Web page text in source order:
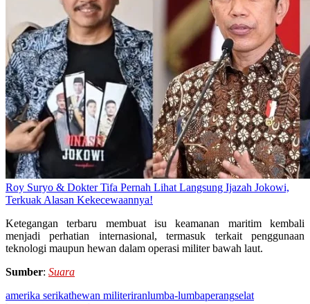
Roy Suryo & Dokter Tifa Pernah Lihat Langsung Ijazah Jokowi,
Terkuak Alasan Kekecewaannya!
Ketegangan terbaru membuat isu keamanan maritim kembali
menjadi perhatian internasional, termasuk terkait penggunaan
teknologi maupun hewan dalam operasi militer bawah laut.
Sumber: Suara
amerika serikathewan militeriranlumba-lumbaperangselat